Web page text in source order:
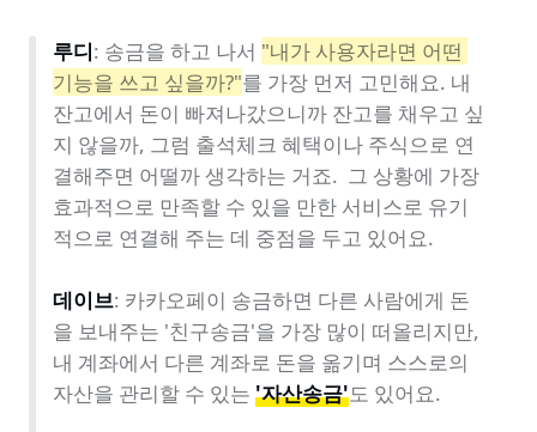
루디: 송금을 하고 나서 "내가 사용자라면 어떤
기능을 쓰고 싶을까?"를 가장 먼저 고민해요. 내
잔고에서 돈이 빠져나갔으니까 잔고를 채우고 싶
지 않을까, 그럼 출석체크 혜택이나 주식으로 연
결해주면 어떨까 생각하는 거죠.  그 상황에 가장
효과적으로 만족할 수 있을 만한 서비스로 유기
적으로 연결해 주는 데 중점을 두고 있어요.
데이브: 카카오페이 송금하면 다른 사람에게 돈
을 보내주는 '친구송금'을 가장 많이 떠올리지만,
내 계좌에서 다른 계좌로 돈을 옮기며 스스로의
자산을 관리할 수 있는 '자산송금'도 있어요.